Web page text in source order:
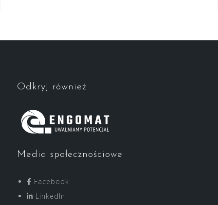
Odkryj również
Media społecznościowe
Facebook
LinkedIn